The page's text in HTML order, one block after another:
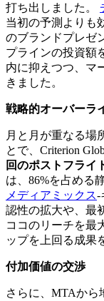
打ち出しました。
当初の予測よりも
のブランドプレゼ
プラインの投資額
内に抑えつつ、マ
きました。
戦略的オーバーラ
月と月が重なる場
とで、Criterion
回のポストフライ
は、86%を占める
メディアミックス-
認性の拡大や、最
ココのリーチを最
ップを上回る成果
付加価値の交渉
さらに、MTAから